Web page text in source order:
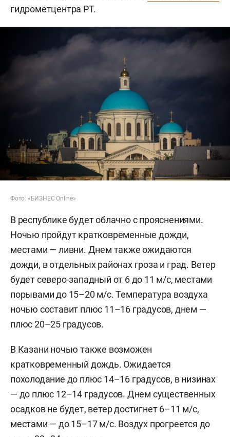
гидрометцентра РТ.
Фото: «БИЗНЕС Online»
В республике будет облачно с прояснениями.
Ночью пройдут кратковременные дожди,
местами — ливни. Днем также ожидаются
дожди, в отдельных районах гроза и град. Ветер
будет северо-западный от 6 до 11 м/с, местами
порывами до 15–20 м/с. Температура воздуха
ночью составит плюс 11–16 градусов, днем —
плюс 20–25 градусов.
В Казани ночью также возможен
кратковременный дождь. Ожидается
похолодание до плюс 14–16 градусов, в низинах
— до плюс 12–14 градусов. Днем существенных
осадков не будет, ветер достигнет 6–11 м/c,
местами — до 15–17 м/с. Воздух прогреется до